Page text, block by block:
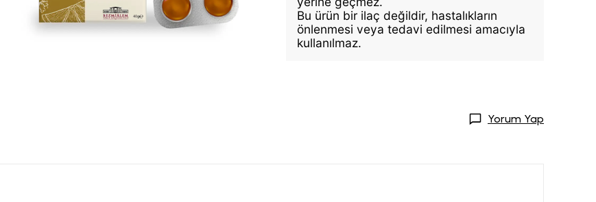
Bu ürün bir ilaç değildir, hastalıkların
önlenmesi veya tedavi edilmesi amacıyla
kullanılmaz.
Yorum Yap